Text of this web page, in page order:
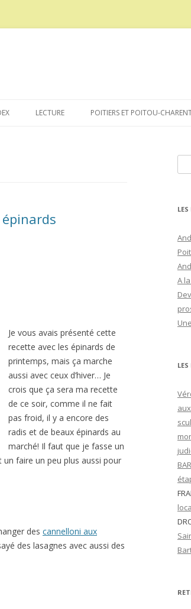
au
LECTURE POITIERS ET POITOU-
Je vous avais présenté cette
recette avec les épinards de
printemps, mais ça marche
aussi avec ceux d’hiver… Je
crois que ça sera ma recette
de ce soir, comme il ne fait
pas froid, il y a encore des
radis et de beaux épinards au
marché! Il faut que je fasse un
faire un peu plus aussi pour
des cannelloni aux
des lasagnes avec aussi des
A